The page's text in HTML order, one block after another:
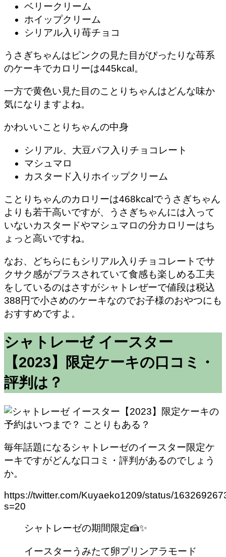
ベリークリーム
ホイップクリーム
シリアル入り苺チョコ
うさぎちゃんはピンクの見た目がぴったりな苺系
のケーキでカロリーは445kcal。
一方で黄色い見た目のことりちゃんはどんな味か
気になりますよね。
かわいいことりちゃんの中身
シリアル、大豆パフ入りチョコレート
マシュマロ
カスタード入りホイップクリーム
ことりちゃんのカロリーは468kcalでうさぎちゃん
よりも若干高いですが、うさぎちゃんには入って
いないカスタードやマシュマロの分カロリーはち
ょっと高いですね。
なお、どちらにもシリアル入りチョコレートでサ
クサク感がプラスされていて食感も楽しめる工夫
をしているのはさすがシャトレぜーで値段は税込
388円で小さめのケーキなのでお子様のおやつにも
おすすめですよ。
シャトレーゼ イースター
【2023】限定ケーキの口コミ・
評判は？
毎年話題になるシャトレーゼのイースター限定ケ
ーキですがどんな口コミ・評判があるのでしょう
か。
https://twitter.com/Kuyaeko1209/status/
s=20
シャトレーゼの期間限定🍰✨
イースターうみたて卵プリンアラモード